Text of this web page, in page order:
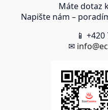
Máte dotaz
Napište nám –
📱
✉